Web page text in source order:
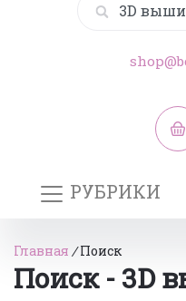
РУБРИКИ
Главная /Поиск
Поиск - 3D